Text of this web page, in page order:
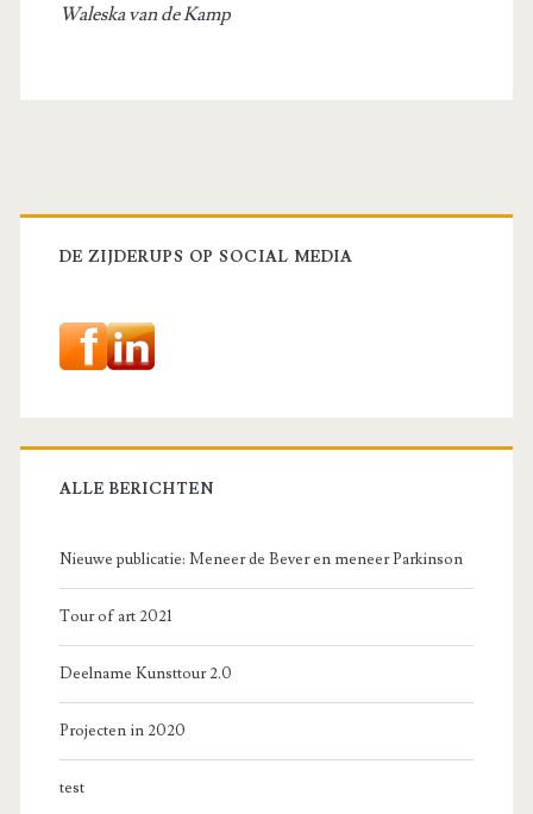
Waleska van de Kamp
Primaire
sidebar
DE ZIJDERUPS OP SOCIAL MEDIA
ALLE BERICHTEN
Nieuwe publicatie: Meneer de Bever en meneer Parkinson
Tour of art 2021
Deelname Kunsttour 2.0
Projecten in 2020
test